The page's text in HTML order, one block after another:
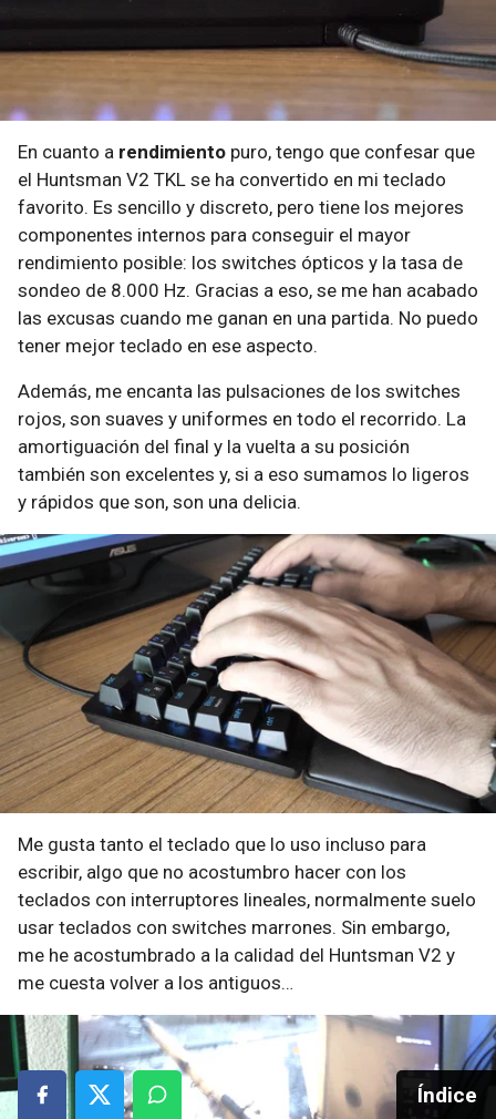
En cuanto a rendimiento puro, tengo que confesar que
el Huntsman V2 TKL se ha convertido en mi teclado
favorito. Es sencillo y discreto, pero tiene los mejores
componentes internos para conseguir el mayor
rendimiento posible: los switches ópticos y la tasa de
sondeo de 8.000 Hz. Gracias a eso, se me han acabado
las excusas cuando me ganan en una partida. No puedo
tener mejor teclado en ese aspecto.
Además, me encanta las pulsaciones de los switches
rojos, son suaves y uniformes en todo el recorrido. La
amortiguación del final y la vuelta a su posición
también son excelentes y, si a eso sumamos lo ligeros
y rápidos que son, son una delicia.
Me gusta tanto el teclado que lo uso incluso para
escribir, algo que no acostumbro hacer con los
teclados con interruptores lineales, normalmente suelo
usar teclados con switches marrones. Sin embargo,
me he acostumbrado a la calidad del Huntsman V2 y
me cuesta volver a los antiguos…
Índice